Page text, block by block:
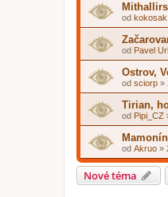
od kokosak
od Pavel
Ostrov,
od sciorp »
Tirian,
od Pipi_CZ
od Akruo »
Nové téma